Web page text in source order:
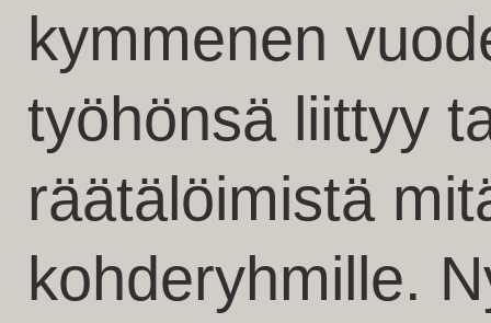
kymmenen
työhönsä liittyy
räätälöimistä
kohderyhmille.